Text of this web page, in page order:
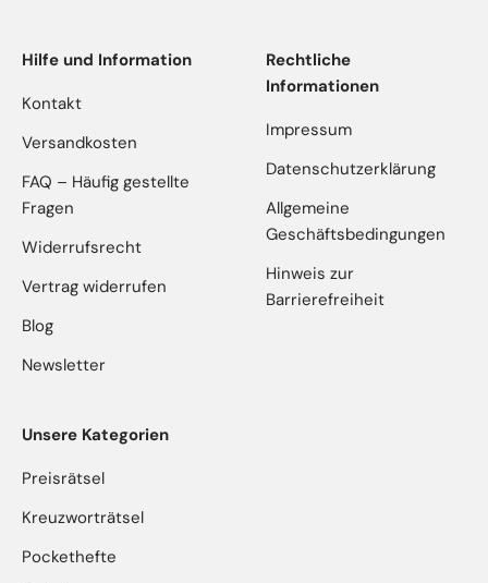
Hilfe und Information
Kontakt
Versandkosten
FAQ – Häufig gestellte
Fragen
Widerrufsrecht
Vertrag widerrufen
Blog
Newsletter
Rechtliche
Informationen
Impressum
Datenschutzerklärung
Allgemeine
Geschäftsbedingungen
Hinweis zur
Barrierefreiheit
Unsere Kategorien
Preisrätsel
Kreuzworträtsel
Pockethefte